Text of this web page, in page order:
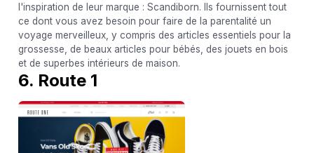
l'inspiration de leur marque : Scandiborn. Ils fournissent tout
ce dont vous avez besoin pour faire de la parentalité un
voyage merveilleux, y compris des articles essentiels pour la
grossesse, de beaux articles pour bébés, des jouets en bois
et de superbes intérieurs de maison.
6. Route 1